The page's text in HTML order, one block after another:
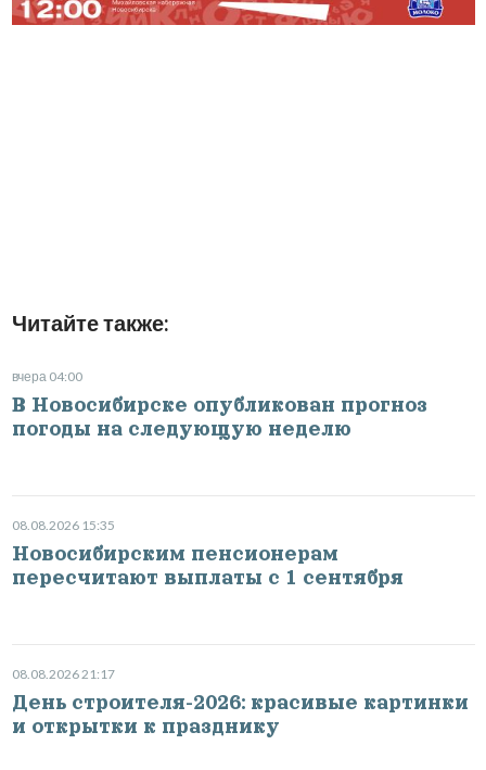
Читайте также:
вчера 04:00
В Новосибирске опубликован прогноз
погоды на следующую неделю
08.08.2026 15:35
Новосибирским пенсионерам
пересчитают выплаты с 1 сентября
08.08.2026 21:17
День строителя-2026: красивые картинки
и открытки к празднику